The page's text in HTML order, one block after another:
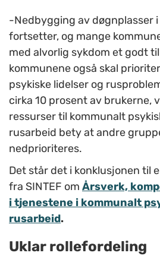
-Nedbygging av døgnplasser
fortsetter, og mange
med alvorlig sykdom et godt
kommunene også skal
psykiske lidelser og
cirka 10 prosent av brukerne,
ressurser til kommunalt
rusarbeid bety at andre
nedprioriteres.
Det står det i konklusjonen til
fra SINTEF om Årsverk,
i tjenestene i kommunalt
rusarbeid.
Uklar rollefordeling